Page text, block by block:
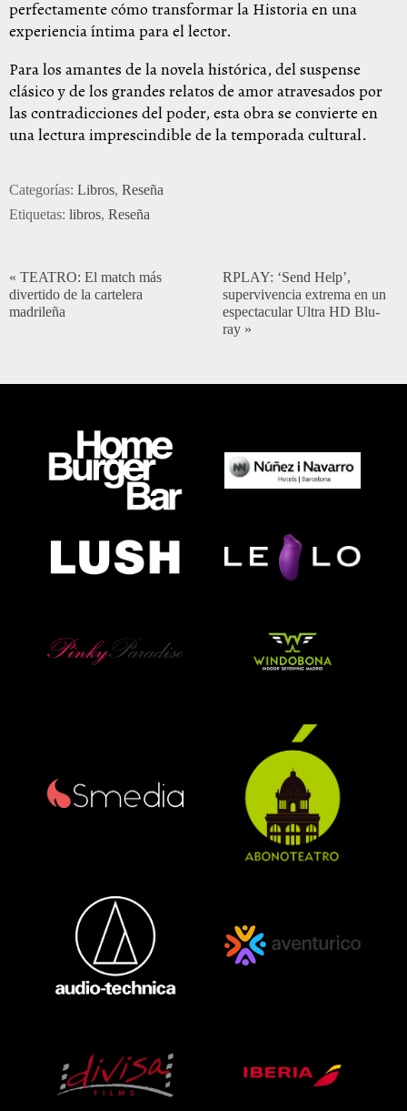
perfectamente cómo transformar la Historia en una
experiencia íntima para el lector.
Para los amantes de la novela histórica, del suspense
clásico y de los grandes relatos de amor atravesados por
las contradicciones del poder, esta obra se convierte en
una lectura imprescindible de la temporada cultural.
Categorías: Libros, Reseña
Etiquetas: libros, Reseña
« TEATRO: El match más
divertido de la cartelera
madrileña
RPLAY: ‘Send Help’,
supervivencia extrema en un
espectacular Ultra HD Blu-
ray »